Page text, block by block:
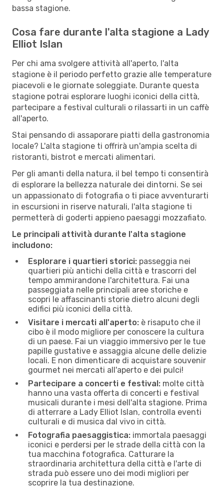
bassa stagione.
Cosa fare durante l'alta stagione a Lady
Elliot Islan
Per chi ama svolgere attività all'aperto, l'alta
stagione è il periodo perfetto grazie alle temperature
piacevoli e le giornate soleggiate. Durante questa
stagione potrai esplorare luoghi iconici della città,
partecipare a festival culturali o rilassarti in un caffè
all'aperto.
Stai pensando di assaporare piatti della gastronomia
locale? L'alta stagione ti offrirà un'ampia scelta di
ristoranti, bistrot e mercati alimentari.
Per gli amanti della natura, il bel tempo ti consentirà
di esplorare la bellezza naturale dei dintorni. Se sei
un appassionato di fotografia o ti piace avventurarti
in escursioni in riserve naturali, l'alta stagione ti
permetterà di goderti appieno paesaggi mozzafiato.
Le principali attività durante l'alta stagione
includono:
Esplorare i quartieri storici: passeggia nei
quartieri più antichi della città e trascorri del
tempo ammirandone l'architettura. Fai una
passeggiata nelle principali aree storiche e
scopri le affascinanti storie dietro alcuni degli
edifici più iconici della città.
Visitare i mercati all'aperto: è risaputo che il
cibo è il modo migliore per conoscere la cultura
di un paese. Fai un viaggio immersivo per le tue
papille gustative e assaggia alcune delle delizie
locali. E non dimenticare di acquistare souvenir
gourmet nei mercati all'aperto e dei pulci!
Partecipare a concerti e festival: molte città
hanno una vasta offerta di concerti e festival
musicali durante i mesi dell'alta stagione. Prima
di atterrare a Lady Elliot Islan, controlla eventi
culturali e di musica dal vivo in città.
Fotografia paesaggistica: immortala paesaggi
iconici e perdersi per le strade della città con la
tua macchina fotografica. Catturare la
straordinaria architettura della città e l'arte di
strada può essere uno dei modi migliori per
scoprire la tua destinazione.